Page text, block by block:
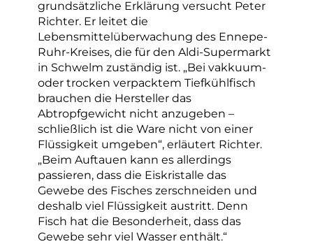
grundsätzliche Erklärung versucht Peter
Richter. Er leitet die
Lebensmittelüberwachung des Ennepe-
Ruhr-Kreises, die für den Aldi-Supermarkt
in Schwelm zuständig ist. „Bei vakkuum-
oder trocken verpacktem Tiefkühlfisch
brauchen die Hersteller das
Abtropfgewicht nicht anzugeben –
schließlich ist die Ware nicht von einer
Flüssigkeit umgeben“, erläutert Richter.
„Beim Auftauen kann es allerdings
passieren, dass die Eiskristalle das
Gewebe des Fisches zerschneiden und
deshalb viel Flüssigkeit austritt. Denn
Fisch hat die Besonderheit, dass das
Gewebe sehr viel Wasser enthält.“